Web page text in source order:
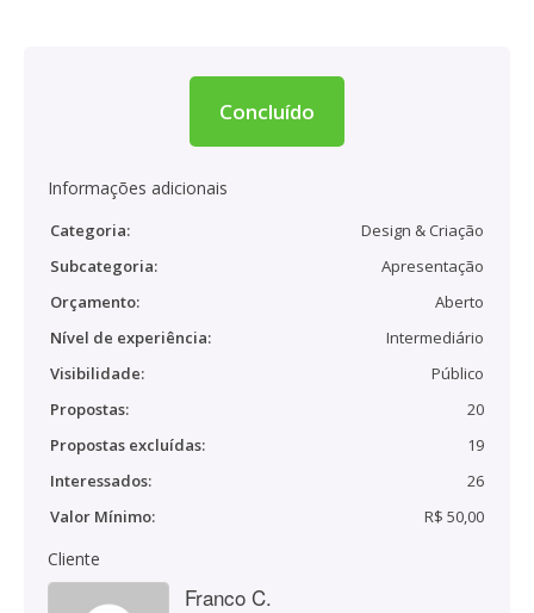
Concluído
Informações adicionais
Categoria:
Design & Criação
Subcategoria:
Apresentação
Orçamento:
Aberto
Nível de experiência:
Intermediário
Visibilidade:
Público
Propostas:
20
Propostas excluídas:
19
Interessados:
26
Valor Mínimo:
R$ 50,00
Cliente
Franco C.